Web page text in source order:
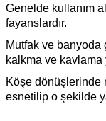
Genelde kullanım
fayanslardır.
Mutfak ve banyoda
kalkma ve kavlama
Köşe dönüşlerinde
esnetilip o şekilde